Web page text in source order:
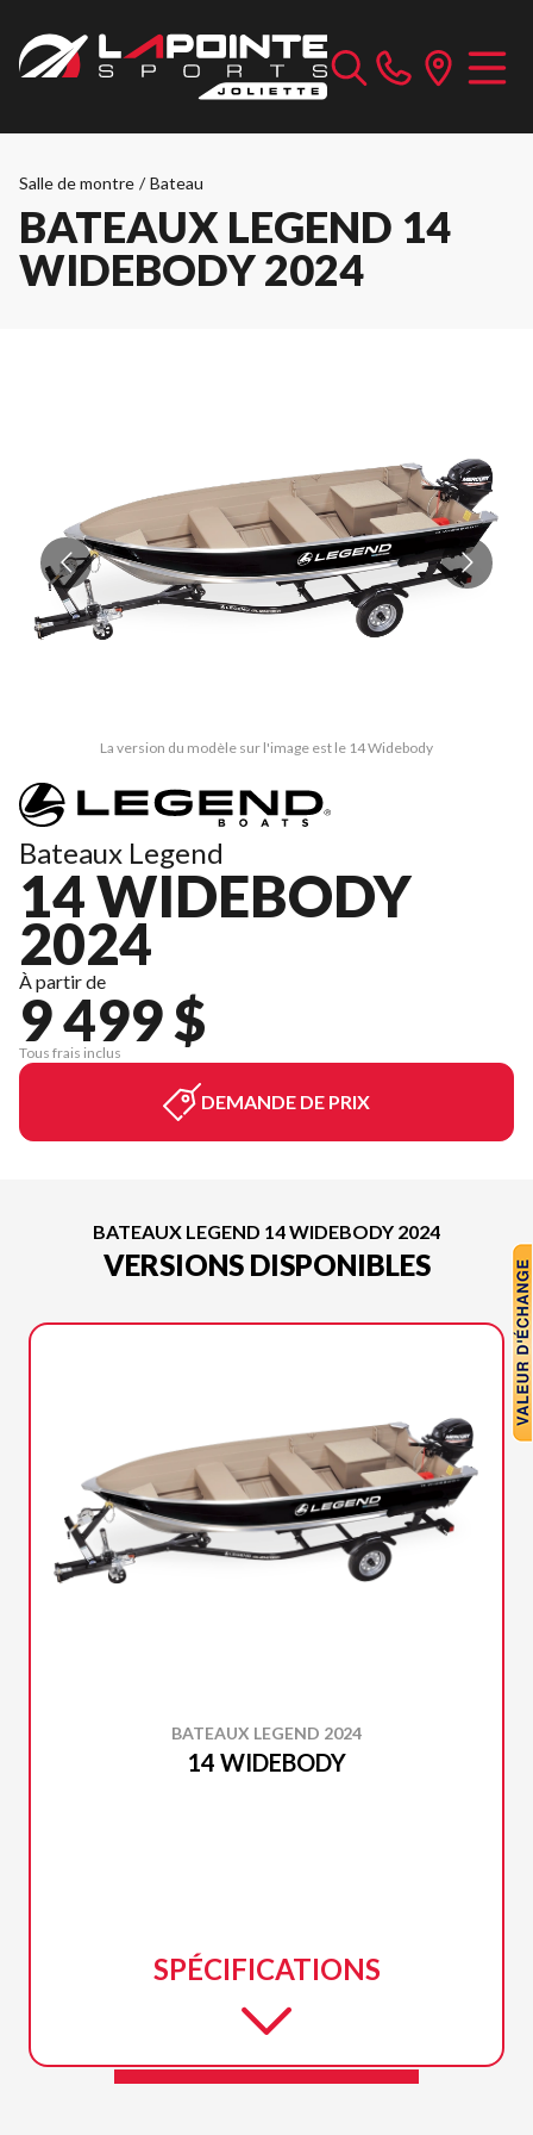
Salle de montre / Bateau
BATEAUX LEGEND 14
WIDEBODY 2024
La version du modèle sur l'image est le 14 Widebody
Bateaux Legend
14 WIDEBODY
2024
À partir de
9 499 $
Tous frais inclus
DEMANDE DE PRIX
BATEAUX LEGEND 14 WIDEBODY 2024
VERSIONS DISPONIBLES
BATEAUX LEGEND 2024
14 WIDEBODY
SPÉCIFICATIONS